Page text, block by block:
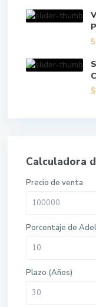
$
Calculadora
Precio de venta
Porcentaje de
Plazo (Años)